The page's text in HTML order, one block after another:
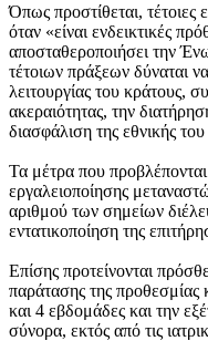
Όπως προστίθεται, τέτοιες
όταν «είναι ενδεικτικές
αποσταθεροποιήσει την
τέτοιων πράξεων δύναται
λειτουργίας του κράτους,
ακεραιότητας, την
διασφάλιση της εθνικής
Τα μέτρα που
εργαλειοποίησης
αριθμού των σημείων
εντατικοποίηση της
Επίσης προτείνονται
παράτασης της
και 4 εβδομάδες και την
σύνορα, εκτός από τις